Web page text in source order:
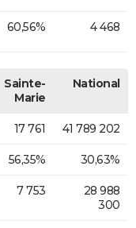
60,56% 4 468
Sainte-
Marie
National
17 761 41 789 202
56,35% 30,63%
7 753
28 988
300